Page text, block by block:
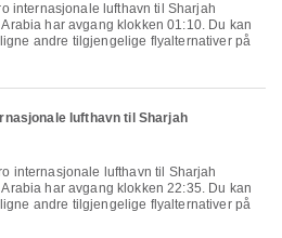
har avgang klokken 01:10. Du kan
andre tilgjengelige flyalternativer på
lufthavn til Sharjah
har avgang klokken 22:35. Du kan
andre tilgjengelige flyalternativer på